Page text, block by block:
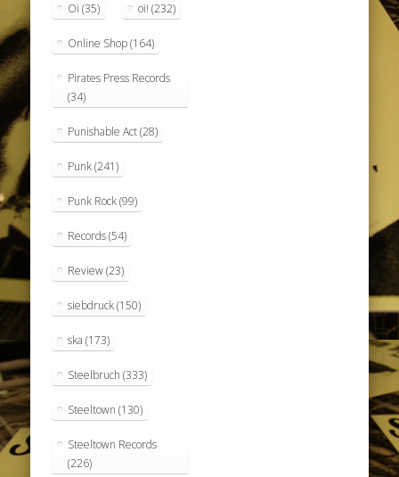
Oi (35) oi! (232)
Online Shop(164)
Pirates Press Records
(34)
Punishable Act(28)
Punk(241)
Punk Rock(99)
Records(54)
Review(23)
siebdruck(150)
ska (173)
Steelbruch (333)
Steeltown (130)
Steeltown Records
(226)